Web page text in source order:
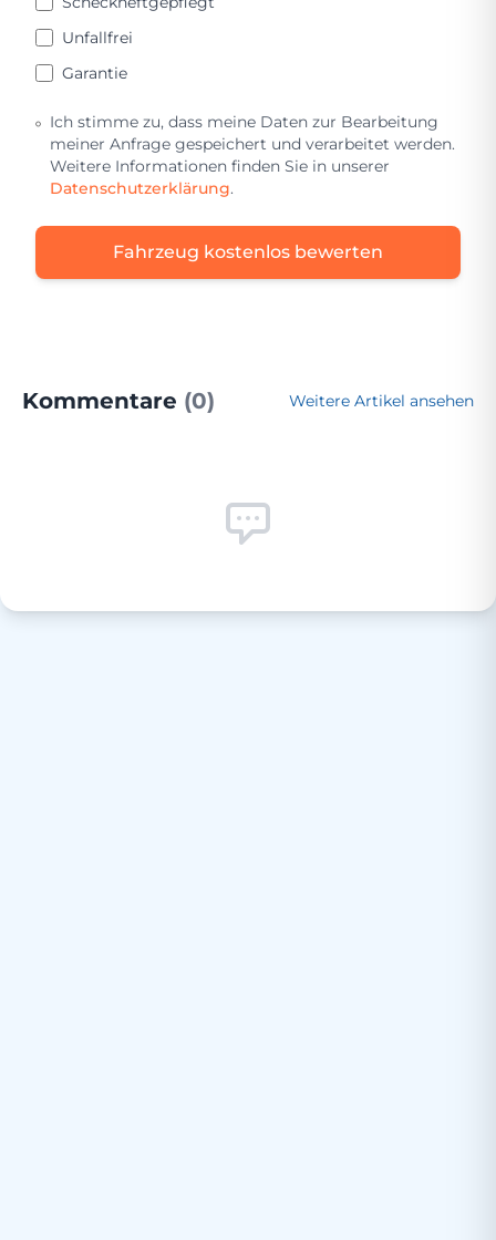
Unfallfrei
Garantie
Ich stimme zu, dass meine Daten zur Bearbeitung
meiner Anfrage gespeichert und verarbeitet werden.
Weitere Informationen finden Sie in unserer
Datenschutzerklärung.
Fahrzeug kostenlos bewerten
Kommentare (0) Weitere Artikel ansehen